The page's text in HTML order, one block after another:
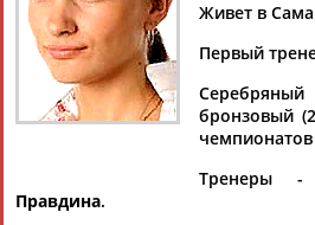
Аслаудин
АБАЕВ
Елена
АБАИМОВА
АБАРЕНОВ
Тамилла
АБАСОВА
Живет в
Первый
бронзовый
Тренеры
Правдина.